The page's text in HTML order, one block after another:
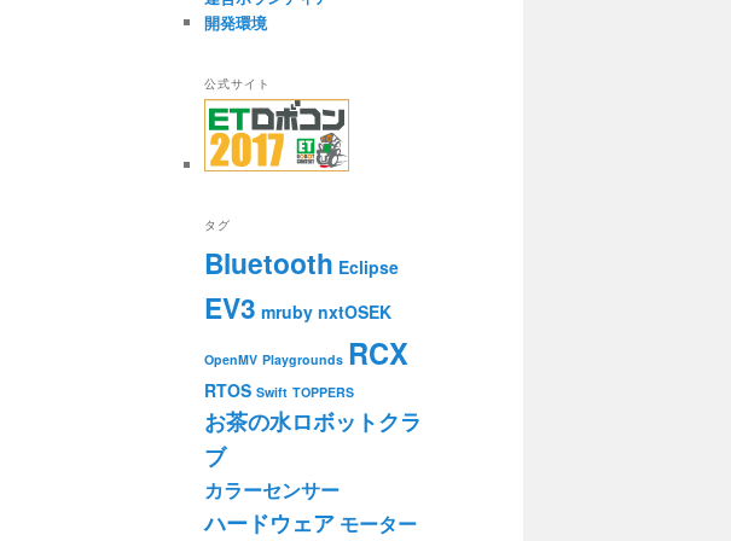
開発環境
公式サイト
タグ
Bluetooth Eclipse
EV3 mruby nxtOSEK
OpenMV Playgrounds RCX
RTOS Swift TOPPERS
お茶の水ロボットクラ
ブ
カラーセンサー
ハードウェア モーター